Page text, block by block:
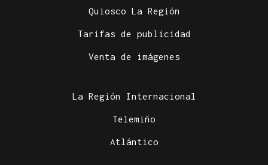
Quiosco La Región
Tarifas de publicidad
Venta de imágenes
La Región Internacional
Telemiño
Atlántico